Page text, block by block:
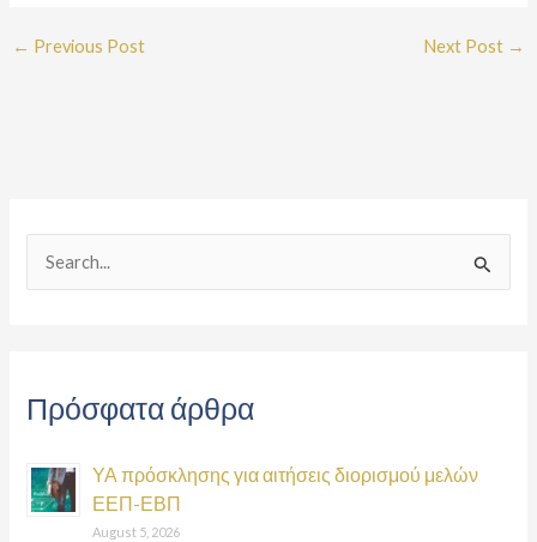
← Previous Post Next Post →
c
f
o
Πρόσφατα άρθρα
ΥΑ πρόσκλησης για αιτήσεις διορισμού μελών
ΕΕΠ-ΕΒΠ
August 5, 2026